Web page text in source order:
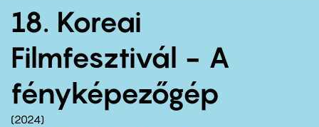
18. Koreai
Filmfesztivál - A
fényképezőgép
2024